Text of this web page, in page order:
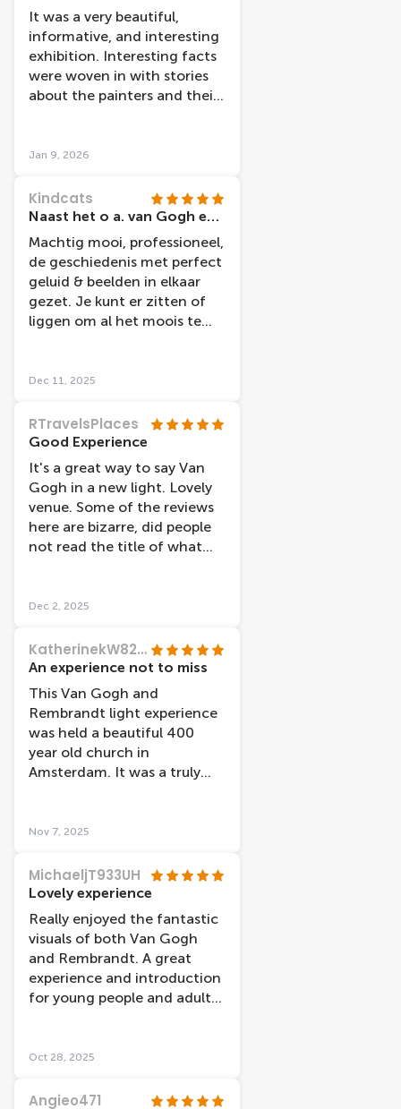
It was a very beautiful,
informative, and interesting
exhibition. Interesting facts
were woven in with stories
about the painters and their
Jan 9, 2026
Kindcats
Naast het o a. van Gogh en Rijksmuseum een aanrader om het verhaal van beide grootheden compleet te maken.
Machtig mooi, professioneel,
de geschiedenis met perfect
geluid & beelden in elkaar
gezet. Je kunt er zitten of
liggen om al het moois te
Dec 11, 2025
RTravelsPlaces
Good Experience
It's a great way to say Van
Gogh in a new light. Lovely
venue. Some of the reviews
here are bizarre, did people
not read the title of what
Dec 2, 2025
KatherinekW8204SG
An experience not to miss
This Van Gogh and
Rembrandt light experience
was held a beautiful 400
year old church in
Amsterdam. It was a truly
music was beautiful, which
experience. Those who
produced the projections,
music and narration are also
artists. Loved it and would
highly recommend to
everyone who has the
opportunity to attend.
Thank you. Katherine and
Nov 7, 2025
MichaeljT933UH
Lovely experience
Really enjoyed the fantastic
visuals of both Van Gogh
and Rembrandt. A great
experience and introduction
for young people and adults
Oct 28, 2025
Angieo471